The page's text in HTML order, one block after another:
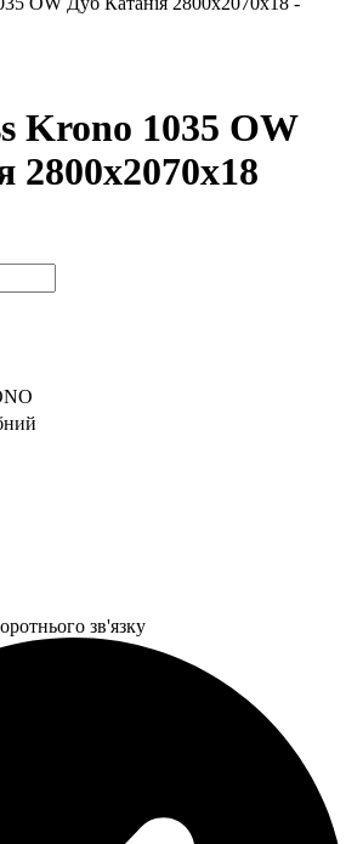
Krono 1035 OW
2800х2070х18
зв'язку